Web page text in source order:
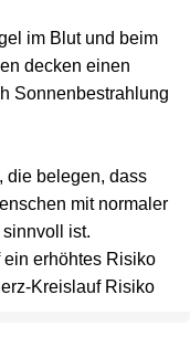
im Blut und beim
decken einen
Sonnenbestrahlung
die belegen, dass
mit normaler
ist.
erhöhtes Risiko
Kreislauf Risiko